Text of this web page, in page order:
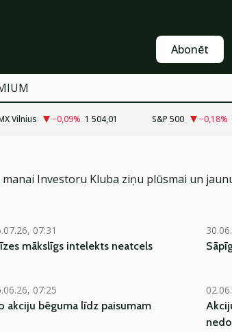
Abonēt
Vilnius −0,09% 1 504,01 S&P 500 −0,18%
Investoru Kluba ziņu plūsmai un
07:31
mākslīgs intelekts neatcels
07:25
akciju bēguma līdz paisumam